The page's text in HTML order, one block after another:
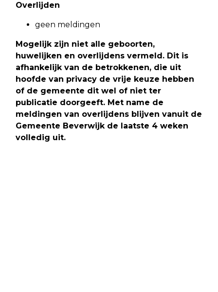
Overlijden
geen meldingen
Mogelijk zijn niet alle geboorten,
huwelijken en overlijdens vermeld. Dit is
afhankelijk van de betrokkenen, die uit
hoofde van privacy de vrije keuze hebben
of de gemeente dit wel of niet ter
publicatie doorgeeft. Met name de
meldingen van overlijdens blijven vanuit de
Gemeente Beverwijk de laatste 4 weken
volledig uit.